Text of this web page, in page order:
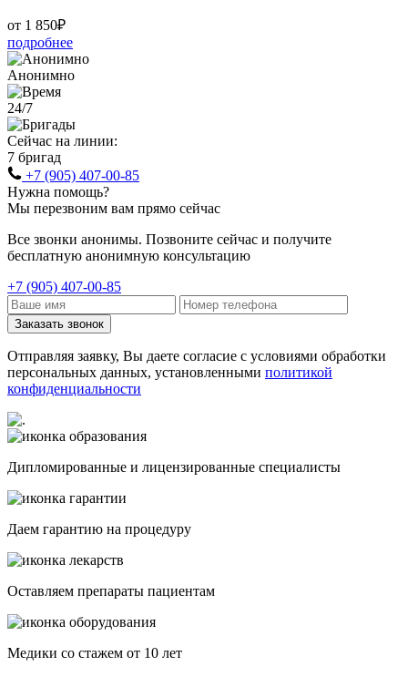
от 1 850₽
подробнее
Анонимно
24/7
Сейчас на линии:
7 бригад
+7 (905) 407-00-85
Нужна помощь?
Мы перезвоним вам прямо сейчас
Все звонки анонимы. Позвоните сейчас и получите
бесплатную анонимную консультацию
+7 (905) 407-00-85
Заказать звонок
Отправляя заявку, Вы даете согласие с условиями обработки
персональных данных, установленными политикой
конфиденциальности
Дипломированные и лицензированные специалисты
Даем гарантию на процедуру
Оставляем препараты пациентам
Медики со стажем от 10 лет